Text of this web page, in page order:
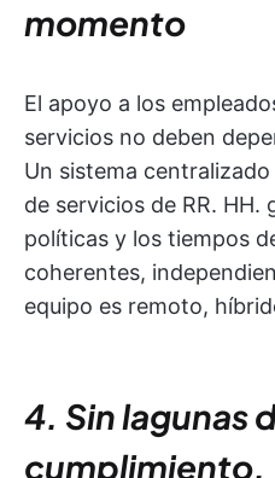
momento
El apoyo a los
servicios no deben
Un sistema
de servicios de RR. HH.
políticas y los tiempos
coherentes,
equipo es remoto,
4. Sin lagunas
cumplimiento,